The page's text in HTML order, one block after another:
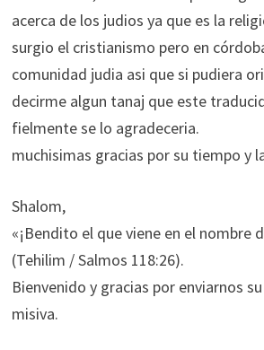
acerca de los judios ya que es la
surgio el cristianismo pero en
comunidad judia asi que si pudiera
decirme algun tanaj que este
fielmente se lo agradeceria.
muchisimas gracias por su tiempo y
Shalom,
«¡Bendito el que viene en el nombre
(Tehilim / Salmos 118:26).
Bienvenido y gracias por enviarnos
misiva.